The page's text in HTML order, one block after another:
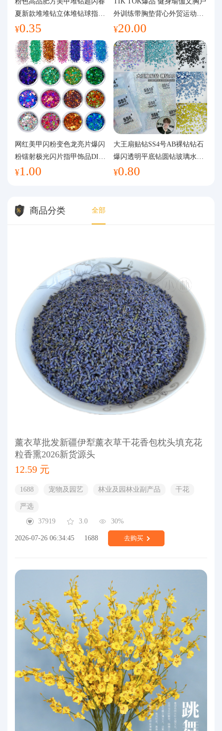
夏新款堆堆钻立体堆钻球指甲
装饰品
¥0.35
外训练带胸垫背心外贸运动瑜
伽服女
¥20.00
网红美甲闪粉变色龙亮片爆闪
粉镭射极光闪片指甲饰品DIY
手工流麻
¥1.00
大王扇贴钻SS4号AB裸钻钻石
爆闪透明平底钻圆钻玻璃水钻
美甲钻饰
¥0.80
商品分类 全部
薰衣草批发新疆伊犁薰衣草干花香包枕头填充花
粒香熏2026新货源头
12.59 元
1688 宠物及园艺 林业及园林业副产品 干花
严选
37919
3.0 30%
2026-07-26 06:34:45 1688 去购买